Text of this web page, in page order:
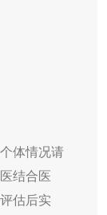
体情况请
结合医
估后实